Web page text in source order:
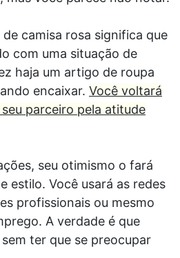
camisa rosa significa que
com uma situação de
haja um artigo de roupa
encaixar. Você voltará
parceiro pela atitude
seu otimismo o fará
estilo. Você usará as redes
profissionais ou mesmo
A verdade é que
ter que se preocupar